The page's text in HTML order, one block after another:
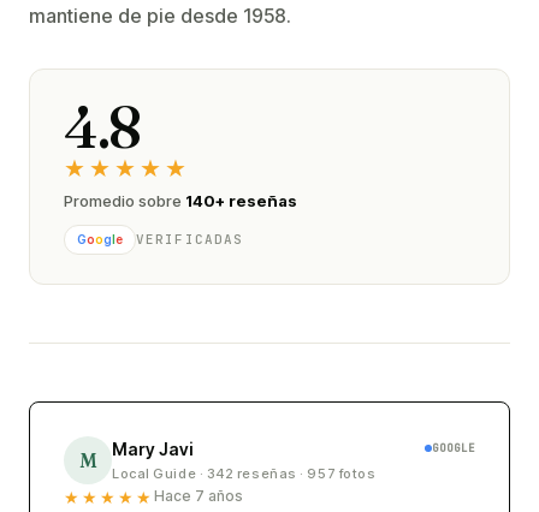
mantiene de pie desde 1958.
4.8
★★★★★
Promedio sobre 140+ reseñas
Google VERIFICADAS
M Mary Javi
Local Guide · 342 reseñas · 957 fotos
GOOGLE
★★★★★ Hace 7 años